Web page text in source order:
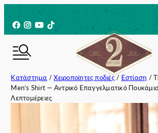
στο
περιεχόμενο
Facebook
Instagram
YouTube
TikTok
Κατάστημα /Χειροποίητες ποδιές/ Εστίαση /
Men’s Shirt — Αντρικό Επαγγελματικό
Λεπτομέρειες